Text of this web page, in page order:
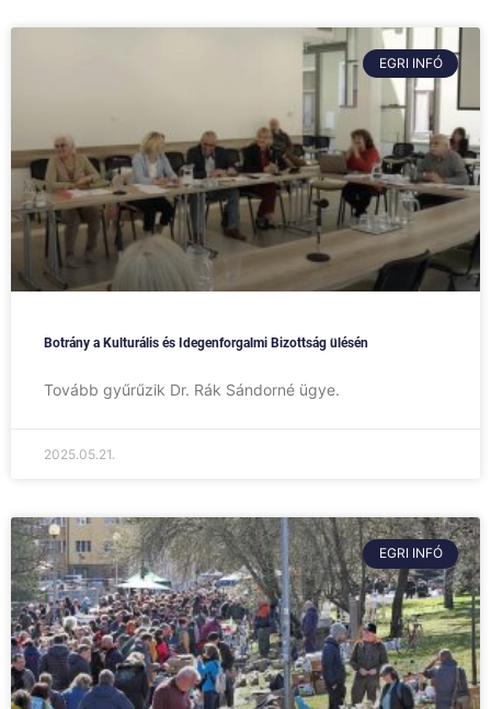
EGRI INFÓ
Botrány a Kulturális és Idegenforgalmi Bizottság ülésén
Tovább gyűrűzik Dr. Rák Sándorné ügye.
2025.05.21.
EGRI INFÓ